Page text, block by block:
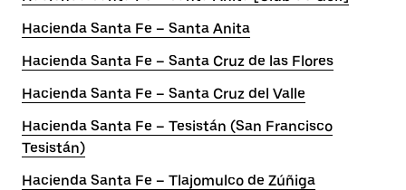
Hacienda Santa Fe – Santa Anita
Hacienda Santa Fe – Santa Cruz de las Flores
Hacienda Santa Fe – Santa Cruz del Valle
Hacienda Santa Fe – Tesistán (San Francisco
Tesistán)
Hacienda Santa Fe – Tlajomulco de Zúñiga